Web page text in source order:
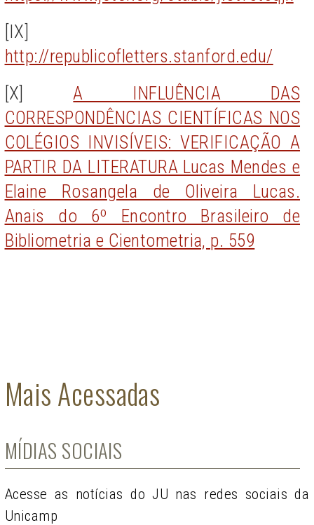
[IX]
http://republicofletters.stanford.edu/
[X]
A INFLUÊNCIA DAS
CORRESPONDÊNCIAS CIENTÍFICAS NOS
COLÉGIOS INVISÍVEIS: VERIFICAÇÃO A
PARTIR DA LITERATURA Lucas Mendes e
Elaine Rosangela de Oliveira Lucas.
Anais do 6º Encontro Brasileiro de
Bibliometria e Cientometria, p. 559
Mais Acessadas
MÍDIAS SOCIAIS
Acesse as notícias do JU nas redes sociais da
Unicamp